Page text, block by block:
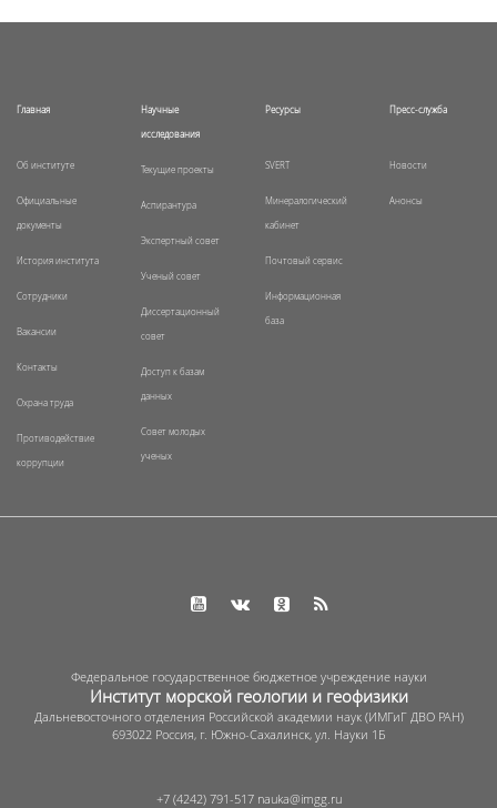
Главная
Об институте
Официальные
документы
История института
Сотрудники
Вакансии
Контакты
Охрана труда
Противодействие
коррупции
Научные
исследования
Текущие проекты
Аспирантура
Экспертный совет
Ученый совет
Диссертационный
совет
Доступ к базам
данных
Совет молодых
ученых
Ресурсы
SVERT
Минералогический
кабинет
Почтовый сервис
Информационная
база
Пресс-служба
Новости
Анонсы
Федеральное государственное бюджетное учреждение науки
Институт морской геологии и геофизики
Дальневосточного отделения Российской академии наук (ИМГиГ ДВО РАН)
693022 Россия, г. Южно-Сахалинск, ул. Науки 1Б
+7 (4242) 791-517